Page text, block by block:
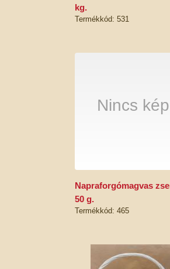
kg.
Termékkód: 531
Nincs kép
napraforgómagvas zsemle
50 g.
Termékkód: 465